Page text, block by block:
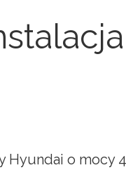
Hyundai o mocy